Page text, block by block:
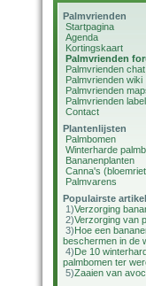
Palmvrienden
Startpagina
Agenda
Kortingskaart
Palmvrienden
Palmvrienden chat
Palmvrienden wiki
Palmvrienden
Palmvrienden label
Contact
Plantenlijsten
Palmbomen
Winterharde
Bananenplanten
Canna's
Palmvarens
Populairste
1)Verzorging
2)Verzorging van
3)Hoe een
beschermen in de
4)De 10
palmbomen ter
5)Zaaien van